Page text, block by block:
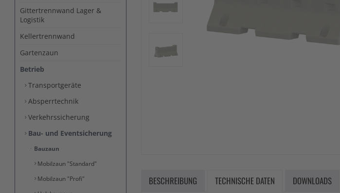
Gittertrennwand Lager &
Logistik
Kellertrennwand
Gartenzaun
Betrieb
Transportgeräte
Absperrtechnik
Verkehrssicherung
Bau- und Eventsicherung
Bauzaun
Mobilzaun "Standard"
Mobilzaun "Profi"
BESCHREIBUNG TECHNISCHE DATEN DOWNLOADS